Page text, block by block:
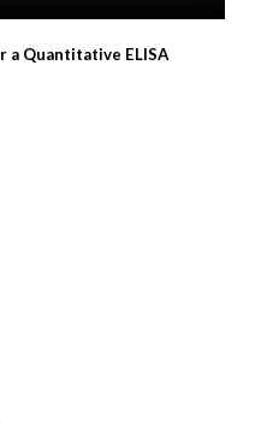
a Quantitative ELISA